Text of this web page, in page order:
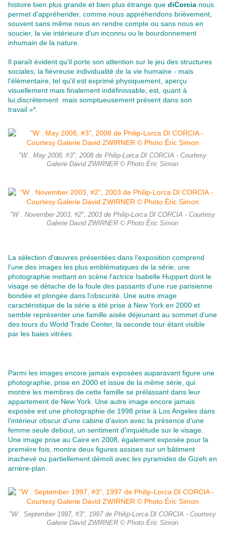
histoire bien plus grande et bien plus étrange que diCorcia nous
permet d'appréhender, comme nous appréhendons brièvement,
souvent sans même nous en rendre compte ou sans nous en
soucier, la vie intérieure d'un inconnu ou le bourdonnement
inhumain de la nature.
Il paraît évident qu'il porte son attention sur le jeu des structures
sociales, la fiévreuse individualité de la vie humaine - mais
l'élémentaire, tel qu'il est exprimé physiquement, aperçu
visuellement mais finalement indéfinissable, est, quant à
lui,discrètement mais somptueusement présent dans son
travail »*.
"W . May 2008, #3", 2008 de Philip-Lorca DI CORCIA - Courtesy
Galerie David ZWIRNER © Photo Éric Simon
"W . November 2003, #2", 2003 de Philip-Lorca DI CORCIA - Courtesy
Galerie David ZWIRNER © Photo Éric Simon
La sélection d'œuvres présentées dans l’exposition comprend
l'une des images les plus emblématiques de la série, une
photographie mettant en scène l'actrice Isabelle Huppert dont le
visage se détache de la foule des passants d’une rue parisienne
bondée et plongée dans l’obscurité. Une autre image
caractéristique de la série a été prise à New York en 2000 et
semble représenter une famille aisée déjeunant au sommet d’une
des tours du World Trade Center, la seconde tour étant visible
par les baies vitrées.
Parmi les images encore jamais exposées auparavant figure une
photographie, prise en 2000 et issue de la même série, qui
montre les membres de cette famille se prélassant dans leur
appartement de New York. Une autre image encore jamais
exposée est une photographie de 1998 prise à Los Angeles dans
l’intérieur obscur d’une cabine d’avion avec la présence d’une
femme seule debout, un sentiment d'inquiétude sur le visage.
Une image prise au Caire en 2008, également exposée pour la
première fois, montre deux figures assises sur un bâtiment
inachevé ou partiellement démoli avec les pyramides de Gizeh en
arrière-plan.
"W . September 1997, #3", 1997 de Philip-Lorca DI CORCIA - Courtesy
Galerie David ZWIRNER © Photo Éric Simon